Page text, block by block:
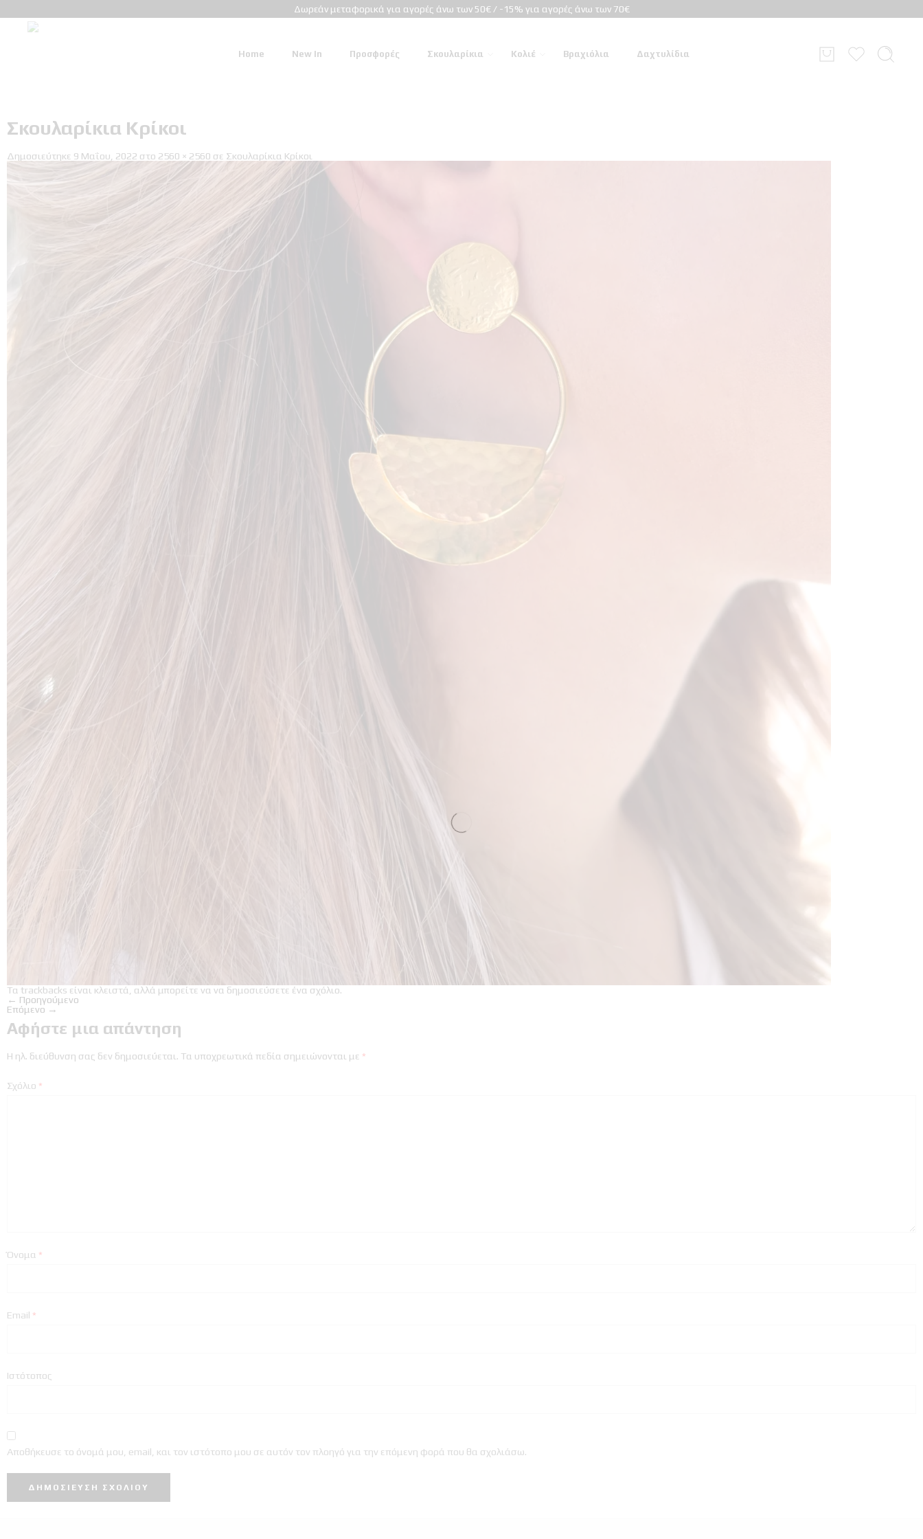
Δωρεάν μεταφορικά για αγορές άνω των 50€ / -15% για αγορές άνω των 70€
Home New In Προσφορές Σκουλαρίκια Κολιέ Βραχιόλια Δαχτυλίδια
Σκουλαρίκια Κρίκοι
Δημοσιεύτηκε 9 Μαΐου, 2022 στο 2560 × 2560 σε Σκουλαρίκια Κρίκοι
Τα trackbacks είναι κλειστά, αλλά μπορείτε να να δημοσιεύσετε ένα σχόλιο.
← Προηγούμενο
Επόμενο →
Αφήστε μια απάντηση
Η ηλ. διεύθυνση σας δεν δημοσιεύεται. Τα υποχρεωτικά πεδία σημειώνονται με *
Σχόλιο *
Όνομα *
Email *
Ιστότοπος
Αποθήκευσε το όνομά μου, email, και τον ιστότοπο μου σε αυτόν τον πλοηγό για την επόμενη φορά που θα σχολιάσω.